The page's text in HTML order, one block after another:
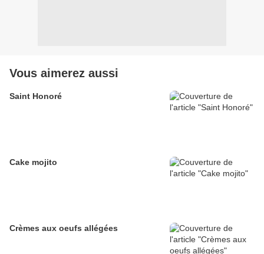
Vous aimerez aussi
Saint Honoré
Cake mojito
Crèmes aux oeufs allégées